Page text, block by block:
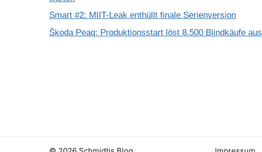
Smart #2: MIIT-Leak enthüllt finale Serienversion
Škoda Peaq: Produktionsstart löst 8.500 Blindkäufe aus